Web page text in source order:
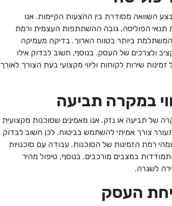
השוואה מסודרת בין ההצעות הקיימות. אנו
הפוליסה, גובה ההשתתפות העצמית ורמת
המשתלמת ביותר בטווח הארוך. בדיקה מעמיקה
ולצרכים של העסק. בנוסף, חשוב לבדוק אילו
שירות לקוחות וליווי מקצועי בעת הצורך לאורך
במקרה תביעה
של תביעה או נזק. אנו מאמינים שסוכנות מקצועית
צורך אמיתי להשתמש בביטוח. לכן חשוב לבדוק
רמת הזמינות של הסוכנות. עבודה עם סוכנויות
במצבים מורכבים. בנוסף, טיפול מהיר
לשגרה.
העסק